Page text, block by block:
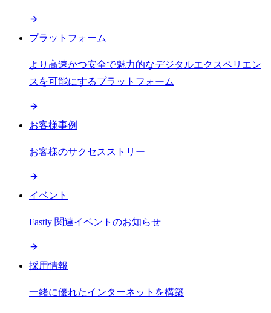
プラットフォーム
より高速かつ安全で魅力的なデジタルエクスペリエン
スを可能にするプラットフォーム
お客様事例
お客様のサクセスストリー
イベント
Fastly 関連イベントのお知らせ
採用情報
一緒に優れたインターネットを構築